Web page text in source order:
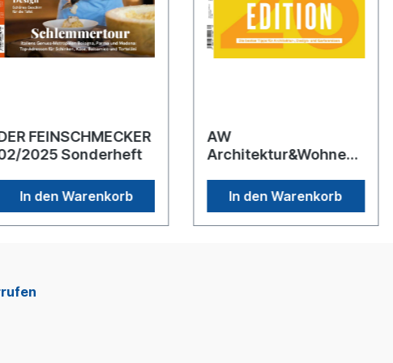
FEINSCHMECKER
2025 Sonderheft
In den Warenkorb
AW
Architektur&Wohnen
In den Warenkorb